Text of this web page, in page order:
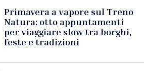
Primavera a vapore sul Treno
Natura: otto appuntamenti
per viaggiare slow tra borghi,
feste e tradizioni